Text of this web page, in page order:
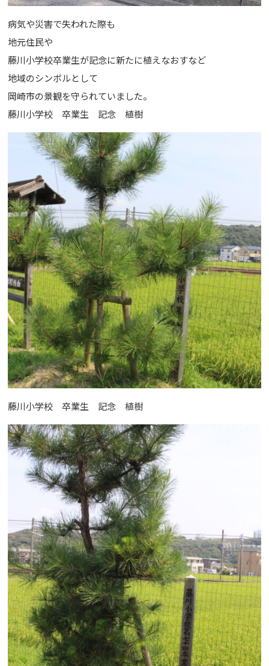
病気や災害で失われた際も
地元住民や
藤川小学校卒業生が記念に新たに植えなおすなど
地域のシンボルとして
岡崎市の景観を守られていました。
藤川小学校 卒業生 記念 植樹
藤川小学校 卒業生 記念 植樹